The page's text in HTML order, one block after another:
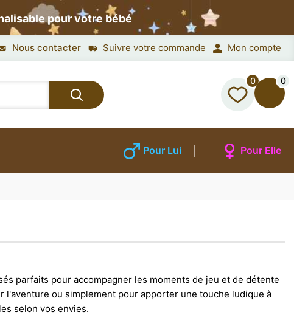
pour votre bébé
Nous contacter Suivre votre commande Mon compte
0 0
Pour Lui Pour Elle
parfaits pour accompagner les moments de jeu et de détente
ou simplement pour apporter une touche ludique à
selon vos envies.